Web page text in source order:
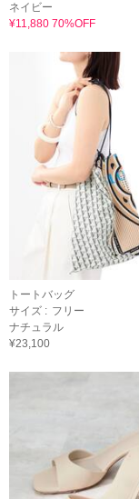
ネイビー
¥11,880 70%OFF
トートバッグ
サイズ : フリー
ナチュラル
¥23,100